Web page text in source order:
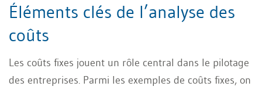
Éléments clés de l’analyse des
coûts
Les coûts fixes jouent un rôle central dans le pilotage
des entreprises. Parmi les exemples de coûts fixes, on